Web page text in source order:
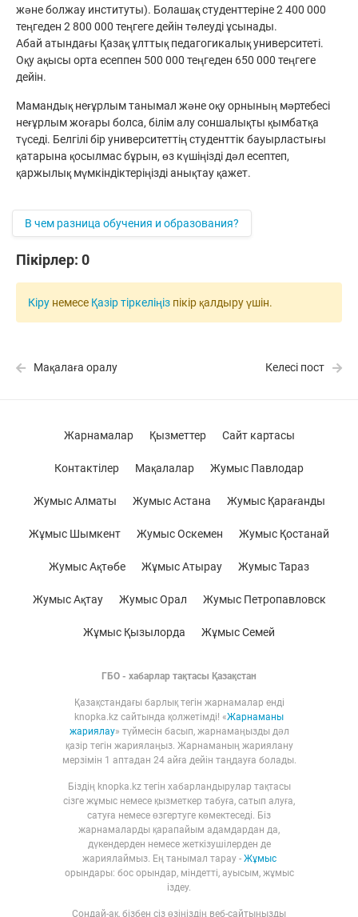
және болжау институты). Болашақ студенттеріне 2 400 000
теңгеден 2 800 000 теңгеге дейін төлеуді ұсынады.
Абай атындағы Қазақ ұлттық педагогикалық университеті.
Оқу ақысы орта есеппен 500 000 теңгеден 650 000 теңгеге
дейін.
Мамандық неғұрлым танымал және оқу орнының мәртебесі
неғұрлым жоғары болса, білім алу соншалықты қымбатқа
түседі. Белгілі бір университеттің студенттік бауырластығы
қатарына қосылмас бұрын, өз күшіңізді дәл есептеп,
қаржылық мүмкіндіктеріңізді анықтау қажет.
В чем разница обучения и образования?
Пікірлер: 0
Кіру немесе Қазір тіркеліңіз пікір қалдыру үшін.
Мақалаға оралу Келесі пост
ГБО - хабарлар тақтасы Қазақстан
Қазақстандағы барлық тегін жарнамалар енді
knopka.kz сайтында қолжетімді! «Жарнаманы
жариялау» түймесін басып, жарнамаңызды дәл
қазір тегін жариялаңыз. Жарнаманың жариялану
мерзімін 1 аптадан 24 айға дейін таңдауға болады.
Біздің knopka.kz тегін хабарландырулар тақтасы
сізге жұмыс немесе қызметкер табуға, сатып алуға,
сатуға немесе өзгертуге көмектеседі. Біз
жарнамаларды қарапайым адамдардан да,
дүкендерден немесе жеткізушілерден де
жариялаймыз. Ең танымал тарау - Жұмыс
орындары: бос орындар, міндетті, ауысым, жұмыс
іздеу.
Сондай-ақ, бізбен сіз өзіңіздің веб-сайтыңызды
Жарнамалар Қызметтер Сайт картасы
Контактілер Мақалалар Жумыс Павлодар
Жумыс Алматы Жумыс Астана Жумыс Қарағанды
Жұмыс Шымкент Жумыс Оскемен Жумыс Қостанай
Жумыс Ақтөбе Жұмыс Атырау Жумыс Тараз
Жумыс Ақтау Жумыс Орал Жумыс Петропавловск
Жұмыс Қызылорда Жұмыс Семей